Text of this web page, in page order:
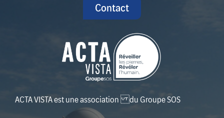
Contact
ACTA VISTA est une association du Groupe SOS